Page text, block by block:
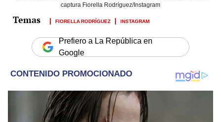
captura Fiorella Rodríguez/Instagram
FIORELLA RODRÍGUEZ INSTAGRAM
Prefiero a La República en
Google